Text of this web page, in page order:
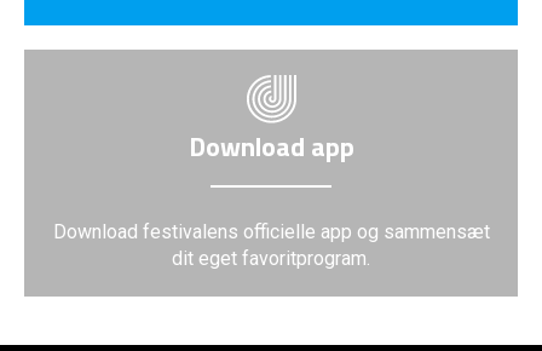
Download app
Download festivalens officielle app og sammensæt
dit eget favoritprogram.